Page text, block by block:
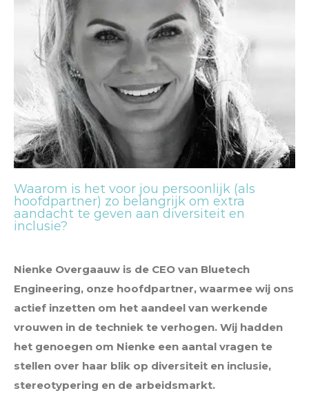
Waarom is het voor jou persoonlijk (als
hoofdpartner) zo belangrijk om extra
aandacht te geven aan diversiteit en
inclusie?
Nienke Overgaauw is de CEO van Bluetech
Engineering, onze hoofdpartner, waarmee wij ons
actief inzetten om het aandeel van werkende
vrouwen in de techniek te verhogen. Wij hadden
het genoegen om Nienke een aantal vragen te
stellen over haar blik op diversiteit en inclusie,
stereotypering en de arbeidsmarkt.